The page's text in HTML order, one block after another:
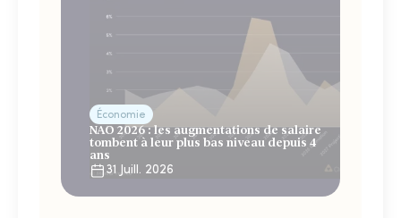
Économie
NAO 2026 : les augmentations de salaire
tombent à leur plus bas niveau depuis 4
ans
31 Juill. 2026